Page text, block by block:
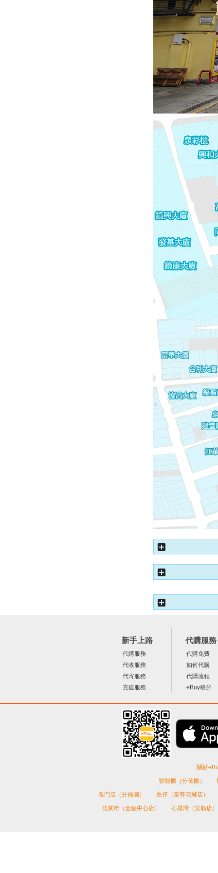
新手上路
代購服務
代收服務
代寄服務
充值服務
代購服務
代購免費
如何代購
代購流程
eBuy積分
關於
智能櫃（分佈圖）
各門店（分佈圖）
氹仔（至尊花城店）
北京街（金融中心店）
石排灣（安順店